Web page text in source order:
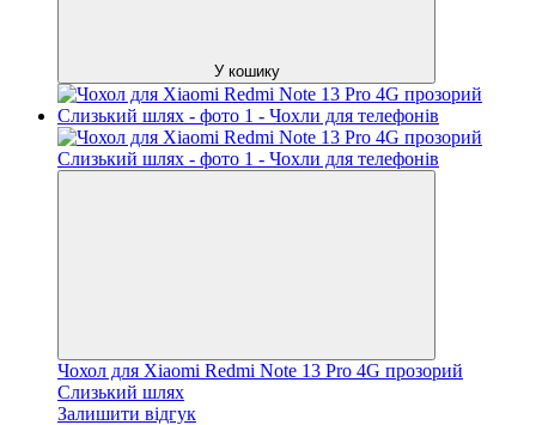
У кошику
Чохол для Xiaomi Redmi Note 13 Pro 4G прозорий
Слизький шлях
Залишити відгук